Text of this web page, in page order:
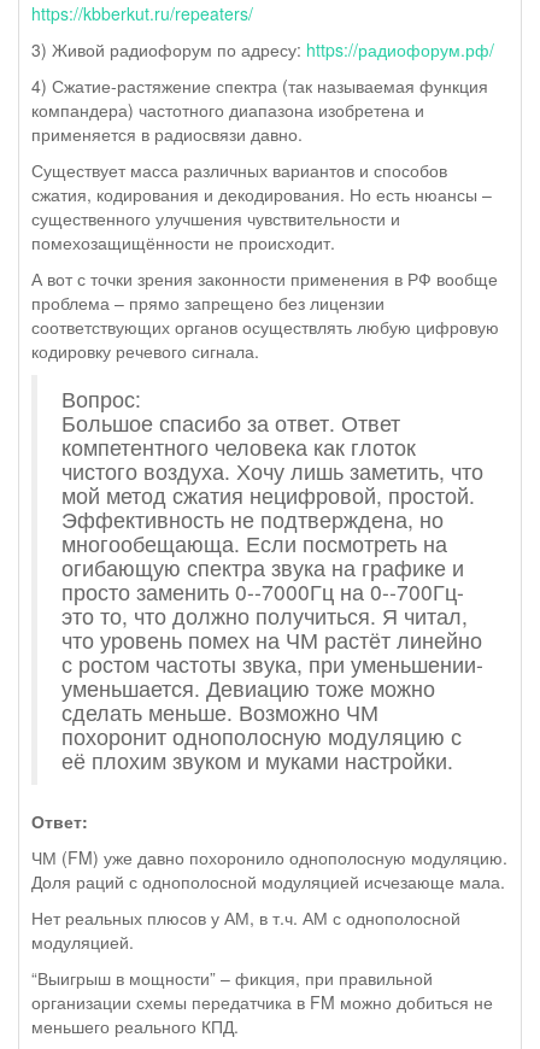
https://kbberkut.ru/repeaters/
3) Живой радиофорум по адресу: https://радиофорум.рф/
4) Сжатие-растяжение спектра (так называемая функция
компандера) частотного диапазона изобретена и
применяется в радиосвязи давно.
Существует масса различных вариантов и способов
сжатия, кодирования и декодирования. Но есть нюансы –
существенного улучшения чувствительности и
помехозащищённости не происходит.
А вот с точки зрения законности применения в РФ вообще
проблема – прямо запрещено без лицензии
соответствующих органов осуществлять любую цифровую
кодировку речевого сигнала.
Вопрос:
Большое спасибо за ответ. Ответ
компетентного человека как глоток
чистого воздуха. Хочу лишь заметить, что
мой метод сжатия нецифровой, простой.
Эффективность не подтверждена, но
многообещающа. Если посмотреть на
огибающую спектра звука на графике и
просто заменить 0--7000Гц на 0--700Гц-
это то, что должно получиться. Я читал,
что уровень помех на ЧМ растёт линейно
с ростом частоты звука, при уменьшении-
уменьшается. Девиацию тоже можно
сделать меньше. Возможно ЧМ
похоронит однополосную модуляцию с
её плохим звуком и муками настройки.
Ответ:
ЧМ (FM) уже давно похоронило однополосную модуляцию.
Доля раций с однополосной модуляцией исчезающе мала.
Нет реальных плюсов у АМ, в т.ч. АМ с однополосной
модуляцией.
“Выигрыш в мощности” – фикция, при правильной
организации схемы передатчика в FM можно добиться не
меньшего реального КПД.